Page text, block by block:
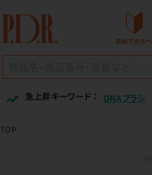
初めての方へ
急上昇キーワード ： DNAブラシ
TOP